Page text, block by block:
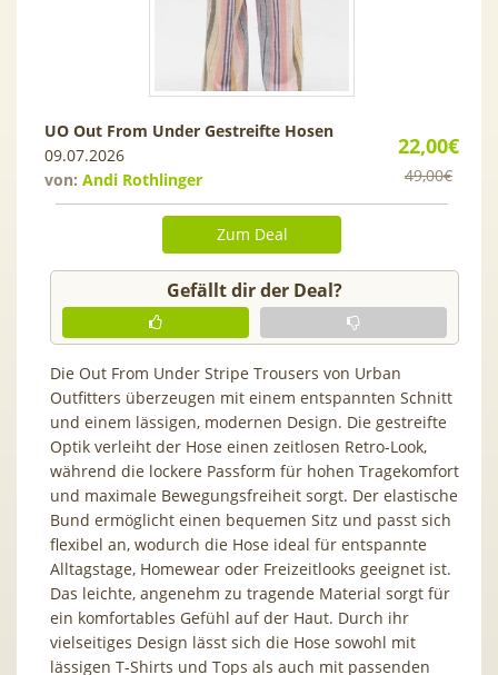
22,00€
49,00€
UO Out From Under Gestreifte Hosen
09.07.2026
von: Andi Rothlinger
Zum Deal
Gefällt dir der Deal?
Die Out From Under Stripe Trousers von Urban
Outfitters überzeugen mit einem entspannten Schnitt
und einem lässigen, modernen Design. Die gestreifte
Optik verleiht der Hose einen zeitlosen Retro-Look,
während die lockere Passform für hohen Tragekomfort
und maximale Bewegungsfreiheit sorgt. Der elastische
Bund ermöglicht einen bequemen Sitz und passt sich
flexibel an, wodurch die Hose ideal für entspannte
Alltagstage, Homewear oder Freizeitlooks geeignet ist.
Das leichte, angenehm zu tragende Material sorgt für
ein komfortables Gefühl auf der Haut. Durch ihr
vielseitiges Design lässt sich die Hose sowohl mit
lässigen T-Shirts und Tops als auch mit passenden